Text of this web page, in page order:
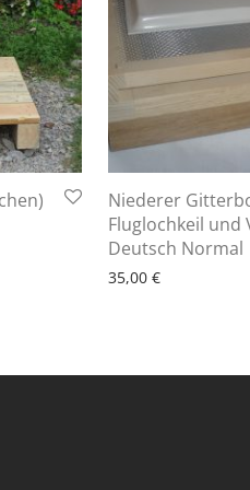
Niederer
Fluglochkeil und
Deutsch Normal
35,00 €
6 - 10